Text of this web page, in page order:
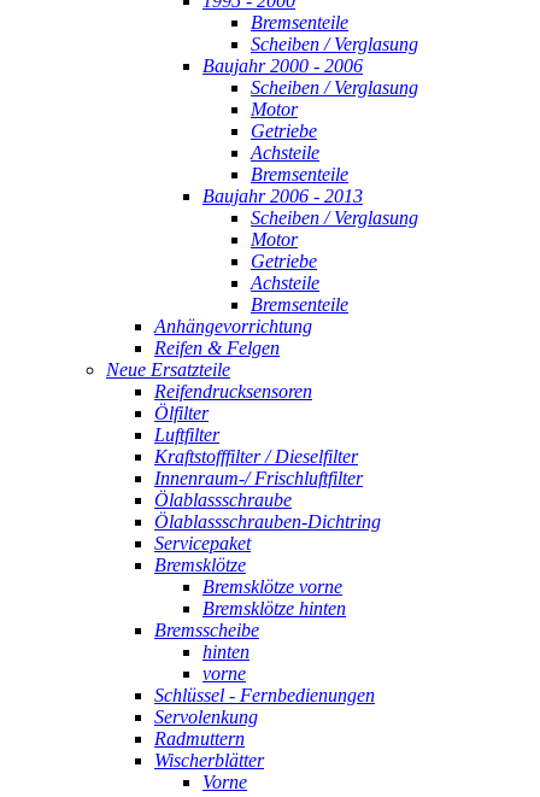
Bremsenteile
Scheiben / Verglasung
Baujahr 2000 - 2006
Scheiben / Verglasung
Motor
Getriebe
Achsteile
Bremsenteile
Baujahr 2006 - 2013
Scheiben / Verglasung
Motor
Getriebe
Achsteile
Bremsenteile
Anhängevorrichtung
Reifen & Felgen
Neue Ersatzteile
Reifendrucksensoren
Ölfilter
Luftfilter
Kraftstofffilter / Dieselfilter
Innenraum-/ Frischluftfilter
Ölablassschraube
Ölablassschrauben-Dichtring
Servicepaket
Bremsklötze
Bremsklötze vorne
Bremsklötze hinten
Bremsscheibe
hinten
vorne
Schlüssel - Fernbedienungen
Servolenkung
Radmuttern
Wischerblätter
Vorne